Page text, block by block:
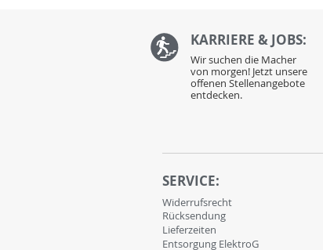
KARRIERE & JOBS:
Wir suchen die Macher
von morgen! Jetzt unsere
offenen Stellenangebote
entdecken.
SERVICE:
Widerrufsrecht
Rücksendung
Lieferzeiten
Entsorgung ElektroG